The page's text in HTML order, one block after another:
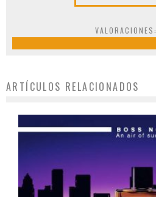
VALORACIONES:
ARTÍCULOS RELACIONADOS